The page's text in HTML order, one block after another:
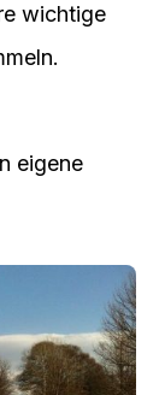
wichtige
eigene